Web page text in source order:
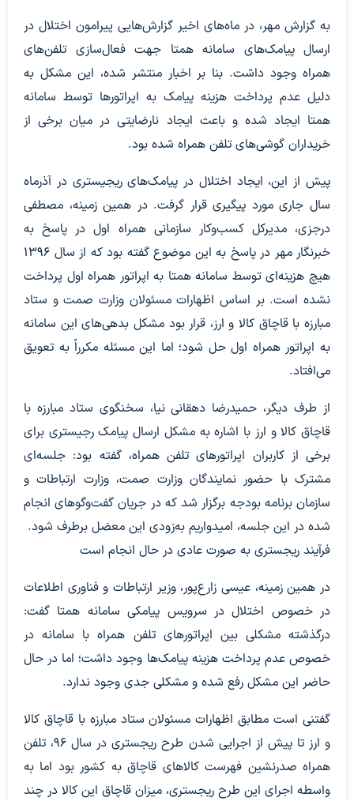
به گزارش مهر، در ماه‌های اخیر گزارش‌هایی پیرامون اختلال در
ارسال پیامک‌های سامانه همتا جهت فعال‌سازی تلفن‌های
همراه وجود داشت. بنا بر اخبار منتشر شده، این مشکل به
دلیل عدم پرداخت هزینه پیامک به اپراتورها توسط سامانه
همتا ایجاد شده و باعث ایجاد نارضایتی در میان برخی از
خریداران گوشی‌های تلفن همراه شده بود.
پیش از این، ایجاد اختلال در پیامک‌های ریجیستری در آذرماه
سال جاری مورد پیگیری قرار گرفت. در همین زمینه، مصطفی
درجزی، مدیرکل کسب‌وکار سازمانی همراه اول در پاسخ به
خبرنگار مهر در پاسخ به این موضوع گفته بود که از سال ۱۳۹۶
هیچ هزینه‌ای توسط سامانه همتا به اپراتور همراه اول پرداخت
نشده است. بر اساس اظهارات مسئولان وزارت صمت و ستاد
مبارزه با قاچاق کالا و ارز، قرار بود مشکل بدهی‌های این سامانه
به اپراتور همراه اول حل شود؛ اما این مسئله مکرراً به تعویق
می‌افتاد.
از طرف دیگر، حمیدرضا دهقانی نیا، سخنگوی ستاد مبارزه با
قاچاق کالا و ارز با اشاره به مشکل ارسال پیامک رجیستری برای
برخی از کاربران اپراتورهای تلفن همراه، گفته بود: جلسه‌ای
مشترک با حضور نمایندگان وزارت صمت، وزارت ارتباطات و
سازمان برنامه بودجه برگزار شد که در جریان گفت‌وگوهای انجام
شده در این جلسه، امیدواریم به‌زودی این معضل برطرف شود.
فرآیند ریجستری به صورت عادی در حال انجام است
در همین زمینه، عیسی زارع‌پور، وزیر ارتباطات و فناوری اطلاعات
در خصوص اختلال در سرویس پیامکی سامانه همتا گفت:
درگذشته مشکلی بین اپراتورهای تلفن همراه با سامانه در
خصوص عدم پرداخت هزینه پیامک‌ها وجود داشت؛ اما در حال
حاضر این مشکل رفع شده و مشکلی جدی وجود ندارد.
گفتنی است مطابق اظهارات مسئولان ستاد مبارزه با قاچاق کالا
و ارز تا پیش از اجرایی شدن طرح ریجستری در سال ۹۶، تلفن
همراه صدرنشین فهرست کالاهای قاچاق به کشور بود اما به
واسطه اجرای این طرح ریجستری، میزان قاچاق این کالا در چند